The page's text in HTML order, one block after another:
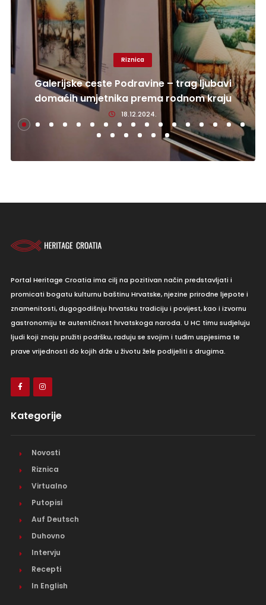
Riznica
Galerijske ceste Podravine – trag ljubavi
domaćih umjetnika prema rodnom kraju
18.12.2024.
Portal Heritage Croatia ima cilj na pozitivan način predstavljati i
promicati bogatu kulturnu baštinu Hrvatske, njezine prirodne ljepote i
znamenitosti, dugogodišnju hrvatsku tradiciju i povijest, kao i izvornu
gastronomiju te autentičnost hrvatskoga naroda. U HC timu sudjeluju
ljudi koji znaju pružiti podršku, raduju se svojim i tuđim uspjesima te
prave vrijednosti do kojih drže u životu žele podijeliti s drugima.
Kategorije
Novosti
Riznica
Virtualno
Putopisi
Auf Deutsch
Duhovno
Intervju
Recepti
In English